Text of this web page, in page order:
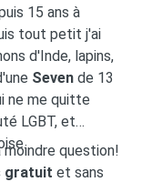
15 ans à
tout petit j'ai
d'Inde, lapins,
Seven de 13
ne me quitte
LGBT, et
question!
gratuit et sans